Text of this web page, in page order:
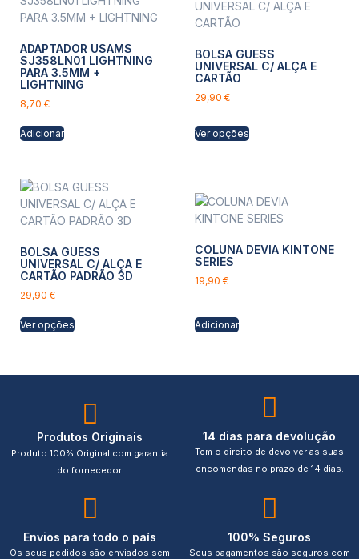
ADAPTADOR USAMS
SJ358LN01 LIGHTNING
PARA 3.5MM +
LIGHTNING
8,70 €
Adicionar
BOLSA GUESS
UNIVERSAL C/ ALÇA E
CARTÃO
29,90 €
Ver opções
BOLSA GUESS
UNIVERSAL C/ ALÇA E
CARTÃO PADRÃO 3D
29,90 €
Ver opções
COLUNA DEVIA KINTONE
SERIES
19,90 €
Adicionar
Produtos Originais
Produto 100% Original com garantia
do fornecedor.
14 dias para devolução
Tem o direito de devolver as suas
encomendas no prazo de 14 dias.
Envios para todo o país
Os seus pedidos são enviados sem
100% Seguros
Seus pagamentos são seguros com